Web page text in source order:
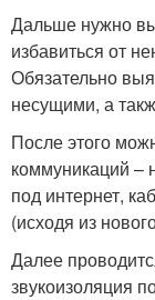
Дальше нужно
избавиться от
Обязательно
несущими, а
После этого
коммуникаций –
под интернет,
(исходя из
Далее
звукоизоляция